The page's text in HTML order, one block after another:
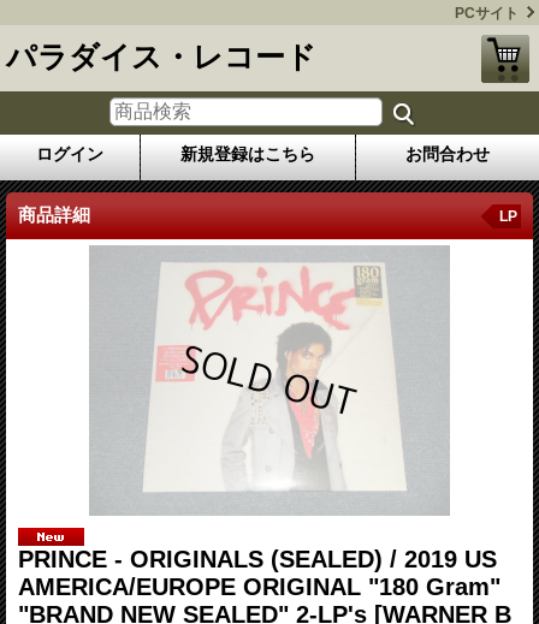
PCサイト
パラダイス・レコード
ログイン 新規登録はこちら お問合わせ
商品詳細 LP
PRINCE - ORIGINALS (SEALED) / 2019 US
AMERICA/EUROPE ORIGINAL "180 Gram"
"BRAND NEW SEALED" 2-LP's [WARNER B